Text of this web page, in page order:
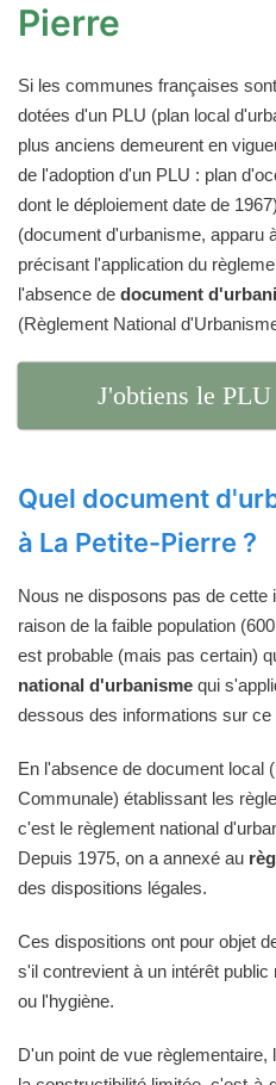
Pierre
Si les communes françaises
dotées d'un PLU (plan local
plus anciens demeurent en
de l'adoption d'un PLU : plan
dont le déploiement date de
(document d'urbanisme, apparu
précisant l'application du
l'absence de document
(Règlement National
J'obtiens le
Quel document
à La Petite-Pierre ?
Nous ne disposons pas de cette
raison de la faible population
est probable (mais pas certain)
national d'urbanisme qui
dessous des informations sur ce
En l'absence de document local
Communale) établissant les
c'est le règlement national
Depuis 1975, on a annexé au
des dispositions légales.
Ces dispositions ont pour objet
s'il contrevient à un intérêt
ou l'hygiène.
D'un point de vue